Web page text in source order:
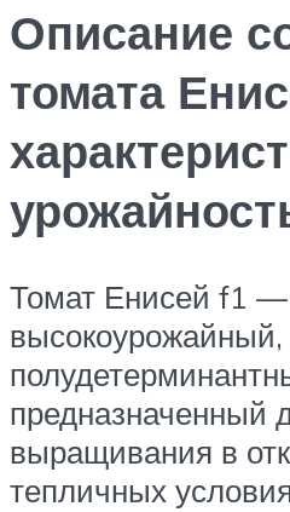
Описание
томата
Томат Енисей f1 —
предназначенный
выращивания в
тепличных